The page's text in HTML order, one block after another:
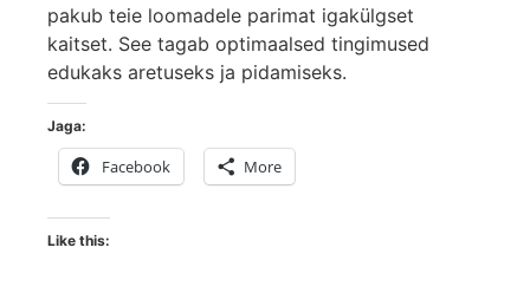
pakub teie loomadele parimat igakülgset
kaitset. See tagab optimaalsed tingimused
edukaks aretuseks ja pidamiseks.
Jaga:
Facebook More
Like this: